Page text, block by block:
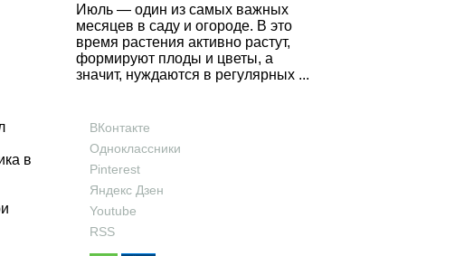
Июль — один из самых важных
месяцев в саду и огороде. В это
время растения активно растут,
формируют плоды и цветы, а
значит, нуждаются в регулярных ...
в
ВКонтакте
Одноклассники
Pinterest
Яндекс Дзен
Youtube
RSS